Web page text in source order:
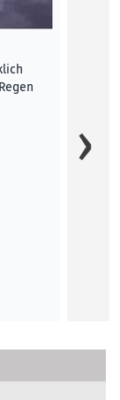
Ende